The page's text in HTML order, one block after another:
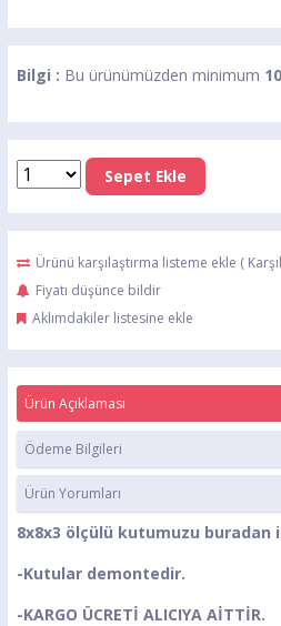
Bilgi : Bu ürünümüzden minimum
Sepet Ekle
Ürünü karşılaştırma listeme ekle (
Fiyatı düşünce bildir
Aklımdakiler listesine ekle
Ürün Açıklaması
Ödeme Bilgileri
Ürün Yorumları
8x8x3 ölçülü kutumuzu buradan
-Kutular demontedir.
-KARGO ÜCRETİ ALICIYA AİTTİR.